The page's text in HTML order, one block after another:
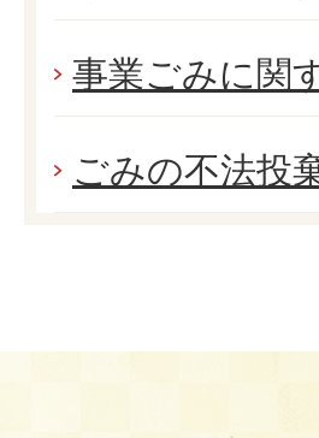
事業ごみに関
ごみの不法投